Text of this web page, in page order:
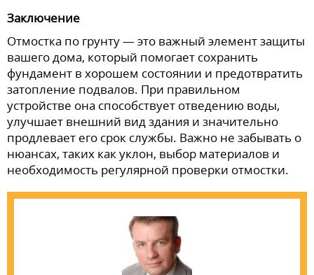
Заключение
Отмостка по грунту — это важный элемент защиты
вашего дома, который помогает сохранить
фундамент в хорошем состоянии и предотвратить
затопление подвалов. При правильном
устройстве она способствует отведению воды,
улучшает внешний вид здания и значительно
продлевает его срок службы. Важно не забывать о
нюансах, таких как уклон, выбор материалов и
необходимость регулярной проверки отмостки.